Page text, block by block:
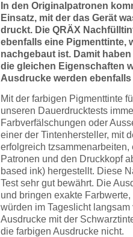
In den Originalpatronen
Einsatz, mit der das Gerät
druckt. Die QRÄX
ebenfalls eine Pigmenttinte,
nachgebaut ist. Damit
die gleichen Eigenschaften
Ausdrucke werden
Mit der farbigen Pigmenttinte
unseren Dauerdrucktests
Farbverfälschungen oder
einer der Tintenhersteller, mit
erfolgreich
Patronen und den Druckkopf
based ink) hergestellt. Diese
Test sehr gut bewährt. Die
und bringen exakte
würden im Tageslicht
Ausdrucke mit der
die farbigen Ausdrucke nicht.